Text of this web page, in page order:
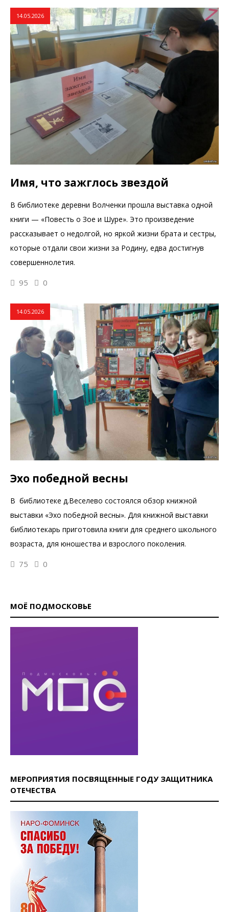
14.05.2026
Имя, что зажглось звездой
В библиотеке деревни Волченки прошла выставка одной
книги — «Повесть о Зое и Шуре». Это произведение
рассказывает о недолгой, но яркой жизни брата и сестры,
которые отдали свои жизни за Родину, едва достигнув
совершеннолетия.
95 0
14.05.2026
Эхо победной весны
В библиотеке д.Веселево состоялся обзор книжной
выставки «Эхо победной весны». Для книжной выставки
библиотекарь приготовила книги для среднего школьного
возраста, для юношества и взрослого поколения.
75 0
МОЁ ПОДМОСКОВЬЕ
МЕРОПРИЯТИЯ ПОСВЯЩЕННЫЕ ГОДУ ЗАЩИТНИКА
ОТЕЧЕСТВА